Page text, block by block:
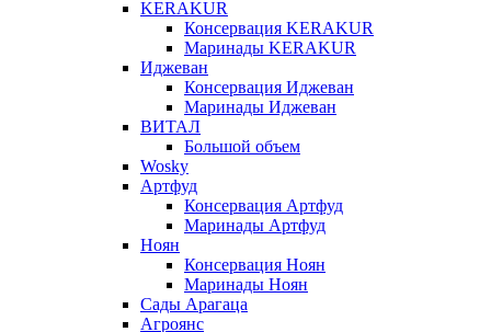
KERAKUR
Консервация KERAKUR
Маринады KERAKUR
Иджеван
Консервация Иджеван
Маринады Иджеван
ВИТАЛ
Большой объем
Wosky
Артфуд
Консервация Артфуд
Маринады Артфуд
Ноян
Консервация Ноян
Маринады Ноян
Сады Арагаца
Агроянс